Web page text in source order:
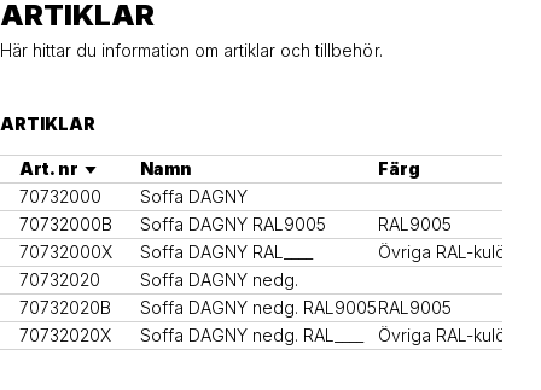
ARTIKLAR
Här hittar du information om artiklar och tillbehör.
ARTIKLAR
Art. nr Namn Färg
70732000
Soffa DAGNY
70732000B
Soffa DAGNY RAL9005 RAL9005
70732000X
Soffa DAGNY RAL____ Övriga RAL-kulörer
70732020
Soffa DAGNY nedg.
70732020B
Soffa DAGNY nedg. RAL9005 RAL9005
70732020X
Soffa DAGNY nedg. RAL____ Övriga RAL-kulörer